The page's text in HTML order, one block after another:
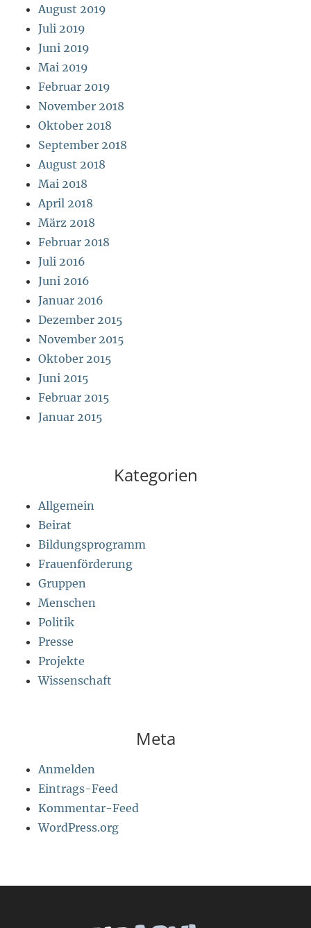
August 2019
Juli 2019
Juni 2019
Mai 2019
Februar 2019
November 2018
Oktober 2018
September 2018
August 2018
Mai 2018
April 2018
März 2018
Februar 2018
Juli 2016
Juni 2016
Januar 2016
Dezember 2015
November 2015
Oktober 2015
Juni 2015
Februar 2015
Januar 2015
Kategorien
Allgemein
Beirat
Bildungsprogramm
Frauenförderung
Gruppen
Menschen
Politik
Presse
Projekte
Wissenschaft
Meta
Anmelden
Eintrags-Feed
Kommentar-Feed
WordPress.org